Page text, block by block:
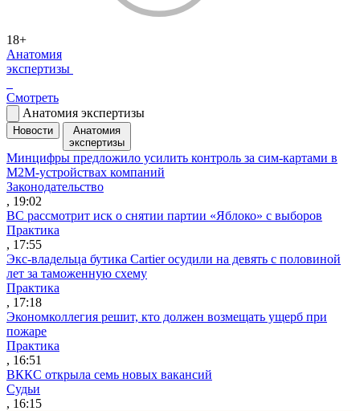
18+
Анатомия
экспертизы
Смотреть
Анатомия экспертизы
Новости
Анатомия
экспертизы
Минцифры предложило усилить контроль за сим-картами в
M2M-устройствах компаний
Законодательство
, 19:02
ВС рассмотрит иск о снятии партии «Яблоко» с выборов
Практика
, 17:55
Экс-владельца бутика Cartier осудили на девять с половиной
лет за таможенную схему
Практика
, 17:18
Экономколлегия решит, кто должен возмещать ущерб при
пожаре
Практика
, 16:51
ВККС открыла семь новых вакансий
Судьи
, 16:15